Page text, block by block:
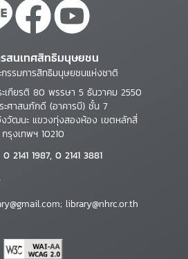
สนเทศสิทธิมนุษยชน
รรมการสิทธิมนุษยชนแห่งชาติ
เกียรติ 80 พรรษา 5 ธันวาคม 2550
ะศาสนภักดี (อาคารบี) ชั้น 7
วัฒนะ แขวงทุ่งสองห้อง เขตหลักสี่
กรุงเทพฯ 10210
2141 1987, 0 2141 3881
library@nhrc.or.th